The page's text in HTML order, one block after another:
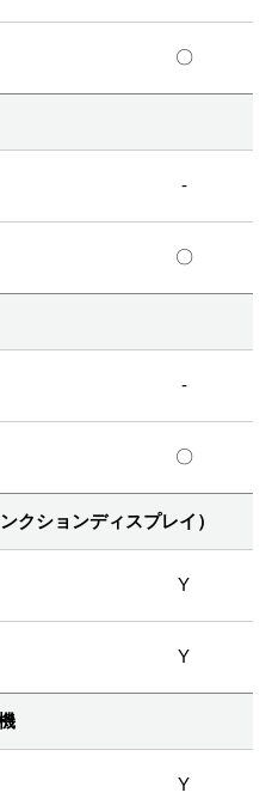
〇
-
〇
-
〇
クションディスプレイ）
Y
Y
Y